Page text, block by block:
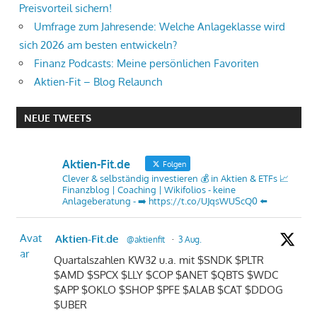
Preisvorteil sichern!
Umfrage zum Jahresende: Welche Anlageklasse wird
sich 2026 am besten entwickeln?
Finanz Podcasts: Meine persönlichen Favoriten
Aktien-Fit – Blog Relaunch
NEUE TWEETS
Aktien-Fit.de Folgen
Clever & selbständig investieren 💰 in Aktien & ETFs 📈
Finanzblog | Coaching | Wikifolios - keine
Anlageberatung - ➡️ https://t.co/UJqsWUScQ0 ⬅️
Avat
ar
Aktien-Fit.de @aktienfit · 3 Aug.
Quartalszahlen KW32 u.a. mit $SNDK $PLTR
$AMD $SPCX $LLY $COP $ANET $QBTS $WDC
$APP $OKLO $SHOP $PFE $ALAB $CAT $DDOG
$UBER